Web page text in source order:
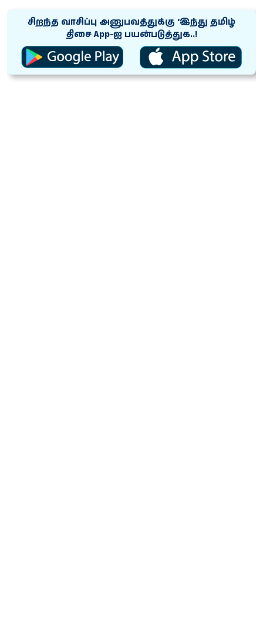
சிறந்த வாசிப்பு அனுபவத்துக்கு ‘இந்து தமிழ்
திசை App-ஐ பயன்படுத்துக..!